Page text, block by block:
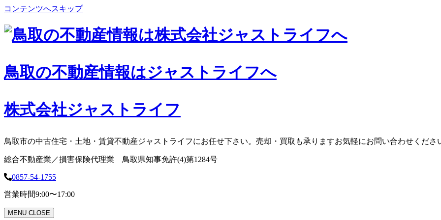
コンテンツへスキップ
鳥取の不動産情報はジャストライフへ
株式会社ジャストライフ
鳥取市の中古住宅・土地・賃貸不動産ジャストライフにお任せ下さい。売却・買取も承りますお気軽にお問い合わせくださ
総合不動産業／損害保険代理業 鳥取県知事免許(4)第1284号
0857-54-1755
営業時間9:00〜17:00
MENU CLOSE